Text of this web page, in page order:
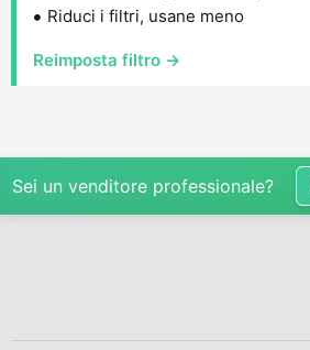
Riduci i filtri, usane meno
Reimposta filtro →
Sei un venditore professionale?